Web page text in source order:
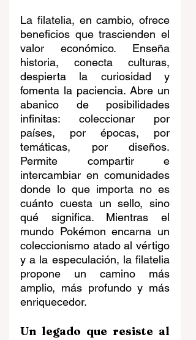
La filatelia, en cambio, ofrece
beneficios que trascienden el
valor económico. Enseña
historia, conecta culturas,
despierta la curiosidad y
fomenta la paciencia. Abre un
abanico de posibilidades
infinitas: coleccionar por
países, por épocas, por
temáticas, por diseños.
Permite compartir e
intercambiar en comunidades
donde lo que importa no es
cuánto cuesta un sello, sino
qué significa. Mientras el
mundo Pokémon encarna un
coleccionismo atado al vértigo
y a la especulación, la filatelia
propone un camino más
amplio, más profundo y más
enriquecedor.
Un legado que resiste al